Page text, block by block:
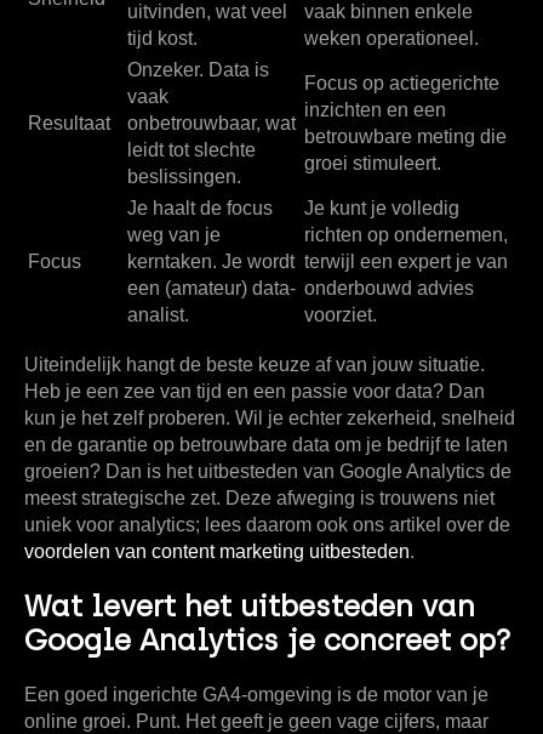
uitvinden, wat veel
tijd kost.
vaak binnen enkele
weken operationeel.
Resultaat
Onzeker. Data is
vaak
onbetrouwbaar, wat
leidt tot slechte
beslissingen.
Focus op actiegerichte
inzichten en een
betrouwbare meting die
groei stimuleert.
Focus
Je haalt de focus
weg van je
kerntaken. Je wordt
een (amateur) data-
analist.
Je kunt je volledig
richten op ondernemen,
terwijl een expert je van
onderbouwd advies
voorziet.
Uiteindelijk hangt de beste keuze af van jouw situatie.
Heb je een zee van tijd en een passie voor data? Dan
kun je het zelf proberen. Wil je echter zekerheid, snelheid
en de garantie op betrouwbare data om je bedrijf te laten
groeien? Dan is het uitbesteden van Google Analytics de
meest strategische zet. Deze afweging is trouwens niet
uniek voor analytics; lees daarom ook ons artikel over de
voordelen van content marketing uitbesteden.
Wat levert het uitbesteden van
Google Analytics je concreet op?
Een goed ingerichte GA4-omgeving is de motor van je
online groei. Punt. Het geeft je geen vage cijfers, maar